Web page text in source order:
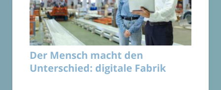
Der Mensch macht den
Unterschied: digitale Fabrik